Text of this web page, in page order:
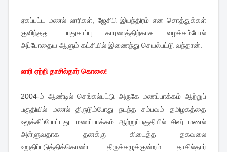
ஏகப்பட்ட மணல் லாரிகள், ஜேசிபி இயந்திரம் என சொத்துக்கள்
குவிந்தது. பாதுகாப்பு காரணத்திற்காக வழக்கம்போல்
அப்போதைய ஆளும் கட்சியில் இணைந்து செயல்பட்டு வந்தான்.
லாரி ஏற்றி தாசில்தார் கொலை!
2004-ம் ஆண்டில் செங்கல்பட்டு அருகே மணப்பாக்கம் ஆற்றுப்
பகுதியில் மணல் திருடும்போது நடந்த சம்பவம் தமிழகத்தை
உலுக்கிப்போட்டது. மணப்பாக்கம் ஆற்றுப்பகுதியில் சிலர் மணல்
அள்ளுவதாக தனக்கு கிடைத்த தகவலை
உறுதிப்படுத்திக்கொண்ட திருக்கழுக்குன்றம் தாசில்தார்